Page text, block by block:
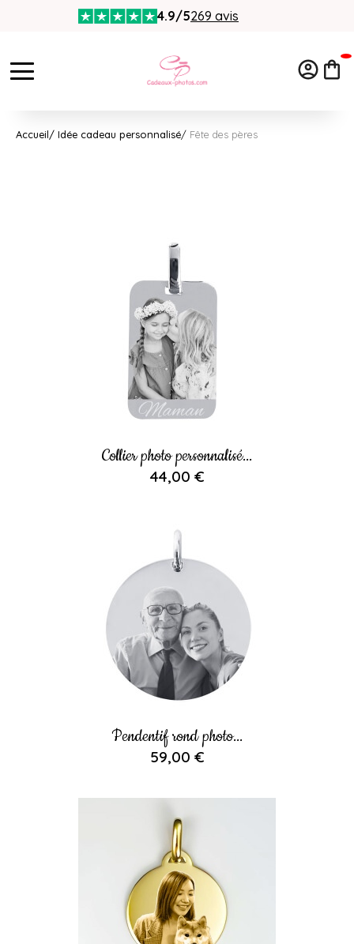
4.9/5269 avis
Accueil Idée cadeau personnalisé Fête des pères
Collier photo personnalisé...
44,00 €
Pendentif rond photo...
59,00 €